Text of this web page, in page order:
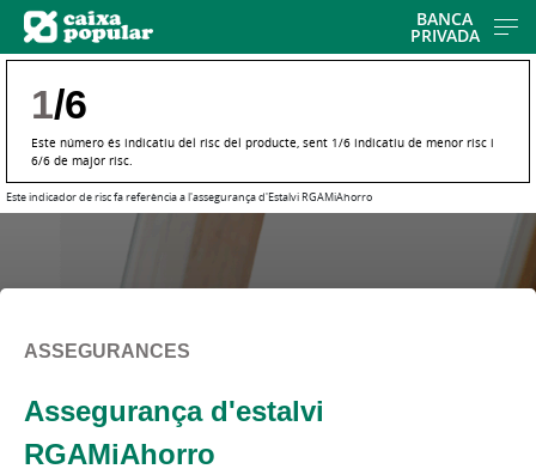
BANCA
PRIVADA
1/6
Este número és indicatiu del risc del producte, sent 1/6 indicatiu de menor risc i
6/6 de major risc.
Este indicador de risc fa referència a l'assegurança d'Estalvi RGAMiAhorro
ASSEGURANCES
Assegurança d'estalvi
RGAMiAhorro